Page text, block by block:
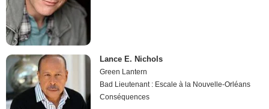
Lance E. Nichols
Green Lantern
Bad Lieutenant : Escale à la Nouvelle-Orléans
Conséquences